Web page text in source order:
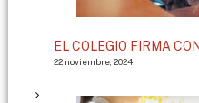
EL COLEGIO FIRMA
22 noviembre, 2024